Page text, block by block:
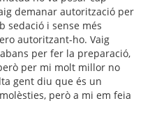
demanar autorització per
sedació i sense més
autoritzant-ho. Vaig
per fer la preparació,
per mi molt millor no
gent diu que és un
però a mi em feia